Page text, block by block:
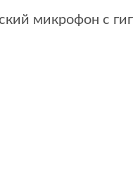
микрофон с